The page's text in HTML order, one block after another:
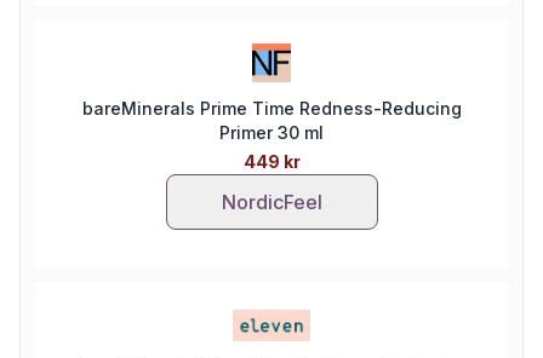
bareMinerals Prime Time Redness-Reducing
Primer 30 ml
449 kr
NordicFeel